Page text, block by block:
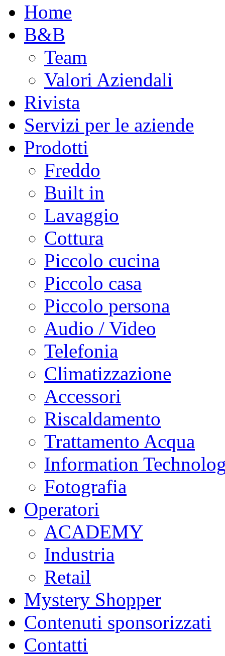
Home
B&B
Team
Valori Aziendali
Rivista
Servizi per le aziende
Prodotti
Freddo
Built in
Lavaggio
Cottura
Piccolo cucina
Piccolo casa
Piccolo persona
Audio / Video
Telefonia
Climatizzazione
Accessori
Riscaldamento
Trattamento Acqua
Information
Fotografia
Operatori
ACADEMY
Industria
Retail
Mystery Shopper
Contenuti sponsorizzati
Contatti